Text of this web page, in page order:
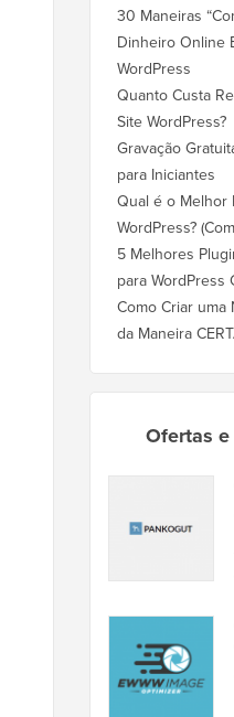
30 Maneiras
Dinheiro Online
WordPress
Quanto Custa
Site WordPress?
Gravação
para Iniciantes
Qual é o Melhor
WordPress?
5 Melhores
para WordPress
Como Criar uma
da Maneira
Ofertas